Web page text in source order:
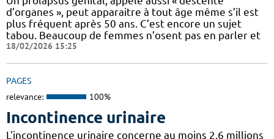
d’organes », peut apparaitre à tout âge même s’il est
plus fréquent après 50 ans. C’est encore un sujet
tabou. Beaucoup de femmes n’osent pas en parler et
18/02/2026 15:25
PAGES
relevance: 100%
Incontinence urinaire
L'incontinence urinaire concerne au moins 2,6 millions